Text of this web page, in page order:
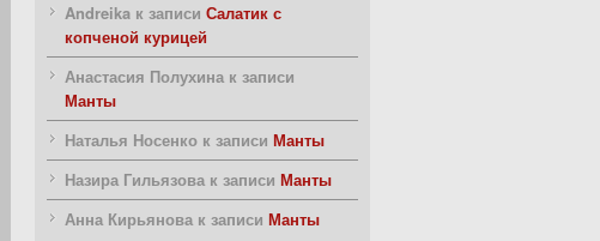
Andreika к записи Салатик с
копченой курицей
Анастасия Полухина к записи
Манты
Наталья Носенко к записи Манты
Назира Гильязова к записи Манты
Анна Кирьянова к записи Манты